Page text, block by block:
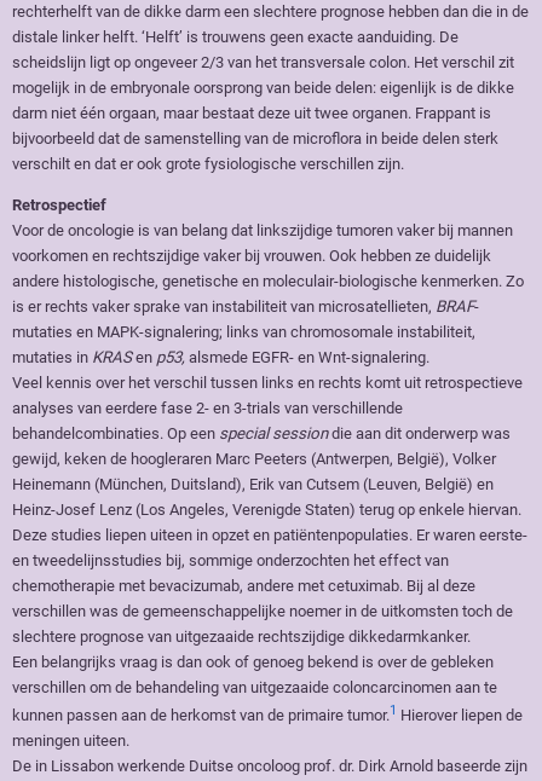
rechterhelft van de dikke darm een slechtere prognose hebben dan die in de
distale linker helft. ‘Helft’ is trouwens geen exacte aanduiding. De
scheidslijn ligt op ongeveer 2/3 van het transversale colon. Het verschil zit
mogelijk in de embryonale oorsprong van beide delen: eigenlijk is de dikke
darm niet één orgaan, maar bestaat deze uit twee organen. Frappant is
bijvoorbeeld dat de samenstelling van de microflora in beide delen sterk
verschilt en dat er ook grote fysiologische verschillen zijn.
Retrospectief
Voor de oncologie is van belang dat linkszijdige tumoren vaker bij mannen
voorkomen en rechtszijdige vaker bij vrouwen. Ook hebben ze duidelijk
andere histologische, genetische en moleculair-biologische kenmerken. Zo
is er rechts vaker sprake van instabiliteit van microsatellieten, BRAF-
mutaties en MAPK-signalering; links van chromosomale instabiliteit,
mutaties in KRASen p53, alsmede EGFR- en Wnt-signalering.
Veel kennis over het verschil tussen links en rechts komt uit retrospectieve
analyses van eerdere fase 2- en 3-trials van verschillende
behandelcombinaties. Op een special sessiondie aan dit onderwerp was
gewijd, keken de hoogleraren Marc Peeters (Antwerpen, België), Volker
Heinemann (München, Duitsland), Erik van Cutsem (Leuven, België) en
Heinz-Josef Lenz (Los Angeles, Verenigde Staten) terug op enkele hiervan.
Deze studies liepen uiteen in opzet en patiëntenpopulaties. Er waren eerste-
en tweedelijnsstudies bij, sommige onderzochten het effect van
chemotherapie met bevacizumab, andere met cetuximab. Bij al deze
verschillen was de gemeenschappelijke noemer in de uitkomsten toch de
slechtere prognose van uitgezaaide rechtszijdige dikkedarmkanker.
Een belangrijks vraag is dan ook of genoeg bekend is over de gebleken
verschillen om de behandeling van uitgezaaide coloncarcinomen aan te
kunnen passen aan de herkomst van de primaire tumor.1 Hierover liepen de
meningen uiteen.
De in Lissabon werkende Duitse oncoloog prof. dr. Dirk Arnold baseerde zijn